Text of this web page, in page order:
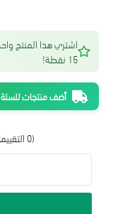
(0 التقييمات)
اشتري هذا المنتج
15 نقطة!
أضف منتجات للسلة بقيمة 300 ريال واحصل